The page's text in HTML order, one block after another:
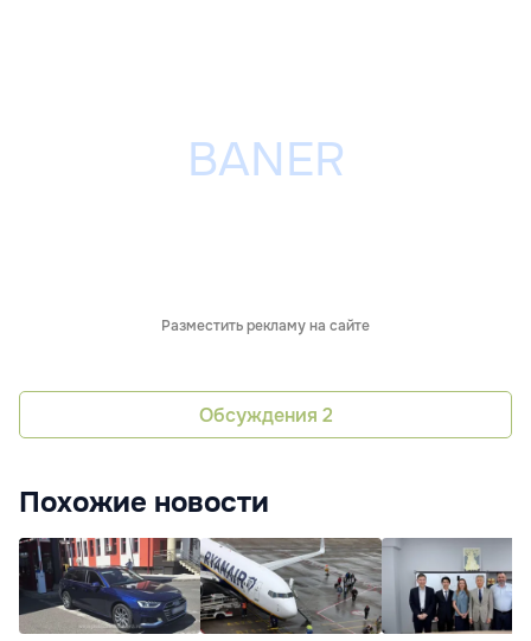
Разместить рекламу на сайте
Обсуждения 2
Похожие новости